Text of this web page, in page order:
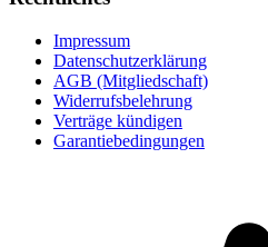
Impressum
Datenschutzerklärung
AGB (Mitgliedschaft)
Widerrufsbelehrung
Verträge kündigen
Garantiebedingungen